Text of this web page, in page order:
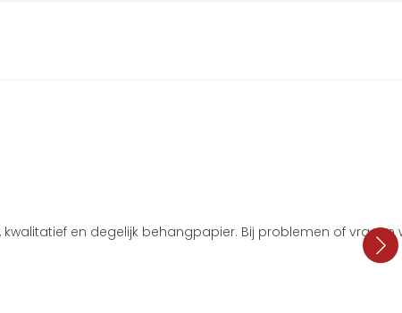
kwalitatief en degelijk behangpapier. Bij problemen of